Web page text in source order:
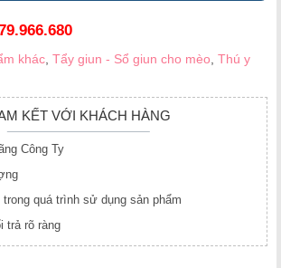
khác Tẩy giun - Sổ giun cho mèo Thú y
KẾT VỚI KHÁCH HÀNG
Công Ty
quá trình sử dụng sản phẩm
trả rõ ràng